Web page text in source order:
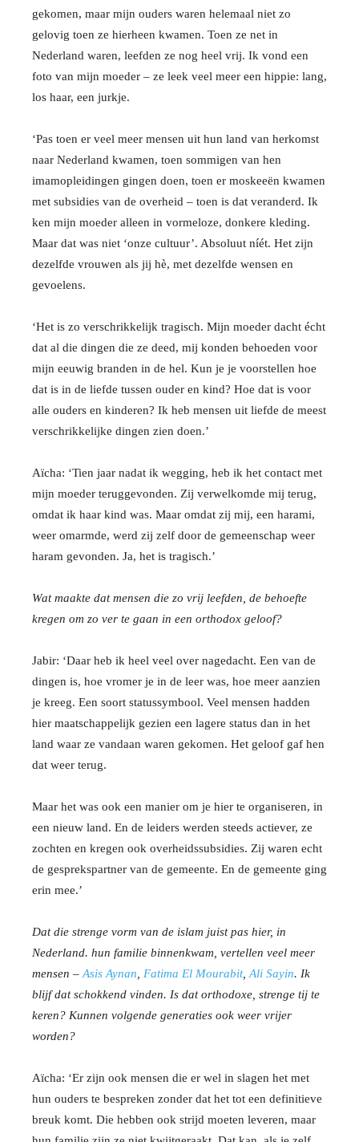
gekomen, maar mijn ouders waren helemaal niet zo
gelovig toen ze hierheen kwamen. Toen ze net in
Nederland waren, leefden ze nog heel vrij. Ik vond een
foto van mijn moeder – ze leek veel meer een hippie: lang,
los haar, een jurkje.
‘Pas toen er veel meer mensen uit hun land van herkomst
naar Nederland kwamen, toen sommigen van hen
imamopleidingen gingen doen, toen er moskeeën kwamen
met subsidies van de overheid – toen is dat veranderd. Ik
ken mijn moeder alleen in vormeloze, donkere kleding.
Maar dat was niet ‘onze cultuur’. Absoluut níét. Het zijn
dezelfde vrouwen als jij hè, met dezelfde wensen en
gevoelens.
‘Het is zo verschrikkelijk tragisch. Mijn moeder dacht écht
dat al die dingen die ze deed, mij konden behoeden voor
mijn eeuwig branden in de hel. Kun je je voorstellen hoe
dat is in de liefde tussen ouder en kind? Hoe dat is voor
alle ouders en kinderen? Ik heb mensen uit liefde de meest
verschrikkelijke dingen zien doen.’
Aïcha: ‘Tien jaar nadat ik wegging, heb ik het contact met
mijn moeder teruggevonden. Zij verwelkomde mij terug,
omdat ik haar kind was. Maar omdat zij mij, een harami,
weer omarmde, werd zij zelf door de gemeenschap weer
haram gevonden. Ja, het is tragisch.’
Wat maakte dat mensen die zo vrij leefden, de behoefte
kregen om zo ver te gaan in een orthodox geloof?
Jabir: ‘Daar heb ik heel veel over nagedacht. Een van de
dingen is, hoe vromer je in de leer was, hoe meer aanzien
je kreeg. Een soort statussymbool. Veel mensen hadden
hier maatschappelijk gezien een lagere status dan in het
land waar ze vandaan waren gekomen. Het geloof gaf hen
dat weer terug.
Maar het was ook een manier om je hier te organiseren, in
een nieuw land. En de leiders werden steeds actiever, ze
zochten en kregen ook overheidssubsidies. Zij waren echt
de gesprekspartner van de gemeente. En de gemeente ging
erin mee.’
Dat die strenge vorm van de islam juist pas hier, in
Nederland. hun familie binnenkwam, vertellen veel meer
mensen – Asis Aynan Fatima El Mourabit, Ali Sayin. Ik
blijf dat schokkend vinden. Is dat orthodoxe, strenge tij te
keren? Kunnen volgende generaties ook weer vrijer
worden?
Aïcha: ‘Er zijn ook mensen die er wel in slagen het met
hun ouders te bespreken zonder dat het tot een definitieve
breuk komt. Die hebben ook strijd moeten leveren, maar